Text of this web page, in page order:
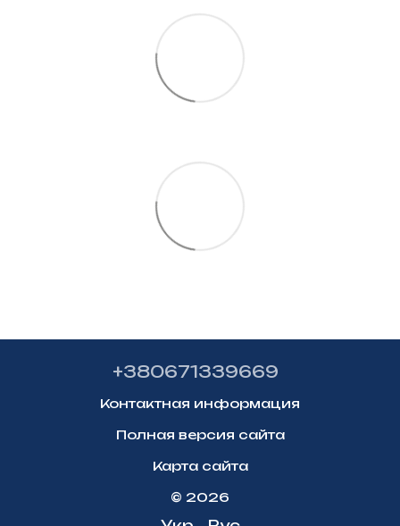
+380671339669
Контактная информация
Полная версия сайта
Карта сайта
© 2026